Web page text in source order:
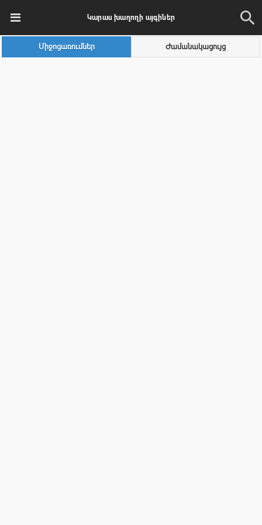
Կարաս խաղողի այգիներ
Միջոցառումներ Ժամանակացույց